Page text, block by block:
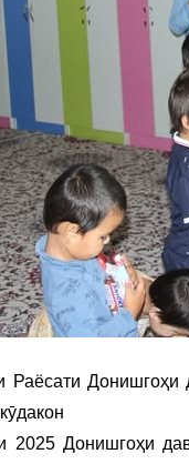
Раёсати
2025 Донишгоҳи